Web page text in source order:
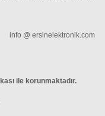
@ ersinelektronik.com
ile korunmaktadır.